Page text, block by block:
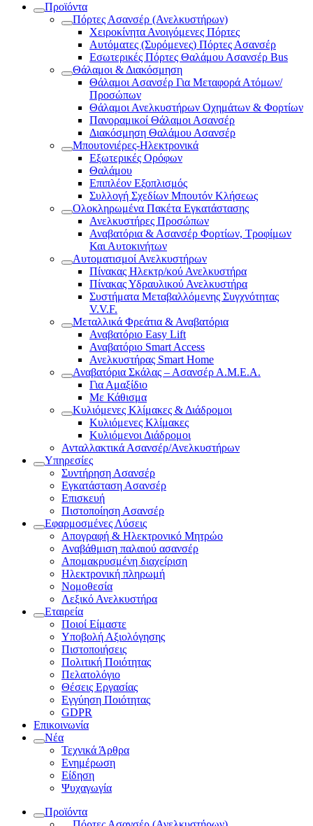
Προϊόντα
Πόρτες Ασανσέρ (Ανελκυστήρων)
Χειροκίνητα Ανοιγόμενες Πόρτες
Αυτόματες (Συρόμενες) Πόρτες Ασανσέρ
Εσωτερικές Πόρτες Θαλάμου Ασανσέρ Bus
Θάλαμοι & Διακόσμηση
Θάλαμοι Ασανσέρ Για Μεταφορά Ατόμων/
Προσώπων
Θάλαμοι Ανελκυστήρων Οχημάτων & Φορτίων
Πανοραμικοί Θάλαμοι Ασανσέρ
Διακόσμηση Θαλάμου Ασανσέρ
Μπουτονιέρες-Ηλεκτρονικά
Εξωτερικές Ορόφων
Θαλάμου
Επιπλέον Εξοπλισμός
Συλλογή Σχεδίων Μπουτόν Κλήσεως
Ολοκληρωμένα Πακέτα Εγκατάστασης
Ανελκυστήρες Προσώπων
Αναβατόρια & Ασανσέρ Φορτίων, Τροφίμων
Και Αυτοκινήτων
Αυτοματισμοί Ανελκυστήρων
Πίνακας Ηλεκτρ/κού Ανελκυστήρα
Πίνακας Υδραυλικού Ανελκυστήρα
Συστήματα Μεταβαλλόμενης Συγχνότητας
V.V.F.
Μεταλλικά Φρεάτια & Αναβατόρια
Αναβατόριο Easy Lift
Αναβατόριο Smart Access
Ανελκυστήρας Smart Home
Αναβατόρια Σκάλας – Ασανσέρ Α.Μ.Ε.Α.
Για Αμαξίδιο
Με Κάθισμα
Κυλιόμενες Κλίμακες & Διάδρομοι
Κυλιόμενες Κλίμακες
Κυλιόμενοι Διάδρομοι
Ανταλλακτικά Ασανσέρ/Ανελκυστήρων
Υπηρεσίες
Συντήρηση Ασανσέρ
Εγκατάσταση Ασανσέρ
Επισκευή
Πιστοποίηση Ασανσέρ
Εφαρμοσμένες Λύσεις
Απογραφή & Ηλεκτρονικό Μητρώο
Αναβάθμιση παλαιού ασανσέρ
Απομακρυσμένη διαχείριση
Ηλεκτρονική πληρωμή
Νομοθεσία
Λεξικό Ανελκυστήρα
Εταιρεία
Ποιοί Είμαστε
Υποβολή Αξιολόγησης
Πιστοποιήσεις
Πολιτική Ποιότητας
Πελατολόγιο
Θέσεις Εργασίας
Εγγύηση Ποιότητας
GDPR
Επικοινωνία
Νέα
Τεχνικά Άρθρα
Ενημέρωση
Είδηση
Ψυχαγωγία
Προϊόντα